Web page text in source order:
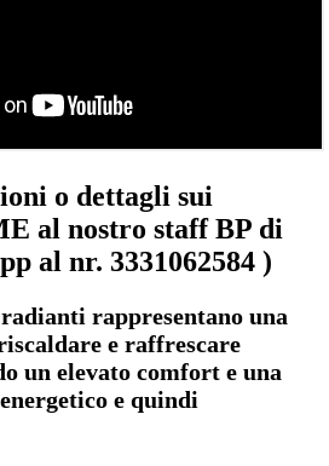
o dettagli sui
al nostro staff BP di
al nr. 3331062584 )
rappresentano una
e raffrescare
un elevato comfort e una
e quindi